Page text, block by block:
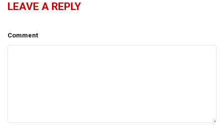
LEAVE A REPLY
Comment